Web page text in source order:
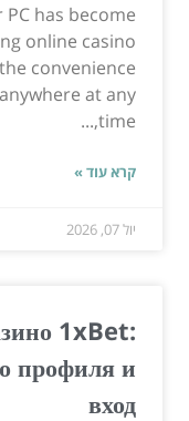
has become
online casino
convenience
at any
time,...
קרא עוד »
יול 07, 2026
1xBet:
профиля и
вход